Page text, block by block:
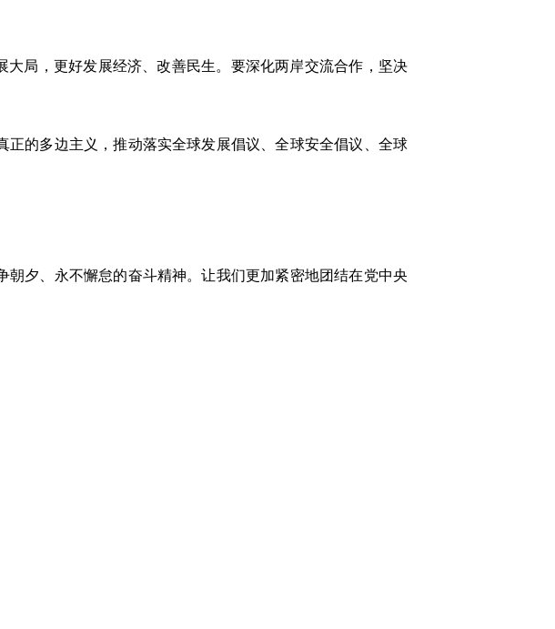
局，更好发展经济、改善民生。要深化两岸交流合作，坚决
的多边主义，推动落实全球发展倡议、全球安全倡议、全球
夕、永不懈怠的奋斗精神。让我们更加紧密地团结在党中央